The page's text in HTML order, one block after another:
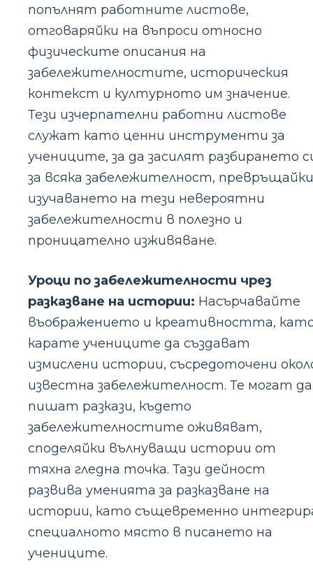
попълнят работните листове,
отговаряйки на въпроси относно
физическите описания на
забележителностите, историческия
контекст и културното им значение.
Тези изчерпателни работни листове
служат като ценни инструменти за
учениците, за да засилят разбирането
за всяка забележителност, превръщайки
изучаването на тези невероятни
забележителности в полезно и
проницателно изживяване.
Уроци по забележителности чрез
разказване на истории: Насърчавайте
въображението и креативността,
карате учениците да създават
измислени истории, съсредоточени
известна забележителност. Те могат да
пишат разкази, където
забележителностите оживяват,
споделяйки вълнуващи истории от
тяхна гледна точка. Тази дейност
развива уменията за разказване на
истории, като същевременно
специалното място в писането на
учениците.